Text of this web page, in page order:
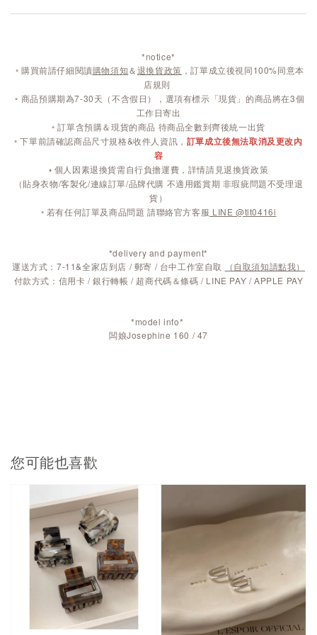
*notice*
◦ 購買前請仔細閱讀購物須知＆退換貨政策 ，訂單成立後視同100%同意本
店規則
◦ 商品預購期為7-30天（不含假日），選項有標示「現貨」的商品將在3個
工作日寄出
◦ 訂單含預購＆現貨的商品 待商品全數到齊後統一出貨
◦ 下單前請確認商品尺寸規格&收件人資訊， 訂單成立後無法取消及更改內
容
◦ 個人因素退換貨需自行負擔運費，詳情請見退換貨政策
（貼身衣物/客製化/連線訂單/品牌代購 不適用鑑賞期 非瑕疵問題不受理退
貨）
◦ 若有任何訂單及商品問題 請聯絡官方客服 LINE @tlt0416i
*delivery and payment*
運送方式：7-11&全家店到店 / 郵寄 / 台中工作室自取
（自取須知請點我）
付款方式：信用卡 / 銀行轉帳 / 超商代碼＆條碼 / LINE PAY / APPLE PAY
*model info*
闆娘Josephine 160 / 47
您可能也喜歡